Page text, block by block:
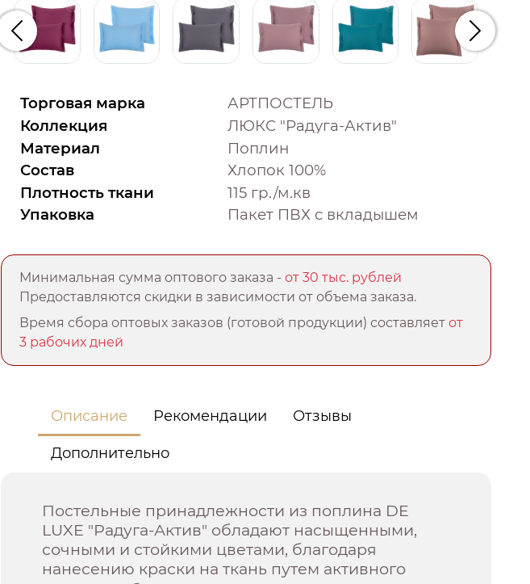
Предыдущий
Торговая марка
АРТПОСТЕЛЬ
Коллекция
ЛЮКС "Радуга-Актив"
Материал
Поплин
Состав
Хлопок 100%
Плотность ткани
115 гр./м.кв
Упаковка
Пакет ПВХ с вкладышем
Минимальная сумма оптового заказа -от 30 тыс. рублей
Предоставляются скидки в зависимости от объема заказа.
Время сбора оптовых заказов (готовой продукции) составляетот
3 рабочих дней
Описание Рекомендации Отзывы
Дополнительно
Постельные принадлежности из поплина DE
LUXE "Радуга-Актив" обладают насыщенными,
сочными и стойкими цветами, благодаря
нанесению краски на ткань путем активного